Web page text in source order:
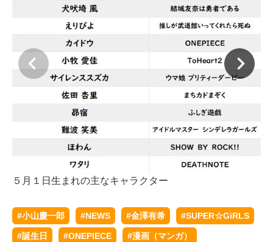
５月１日生まれの主なキャラクター
#小山慶一郎 #NEWS #金澤有希 #SUPER☆GiRLS
#誕生日 #ONEPIECE #漫画（マンガ）